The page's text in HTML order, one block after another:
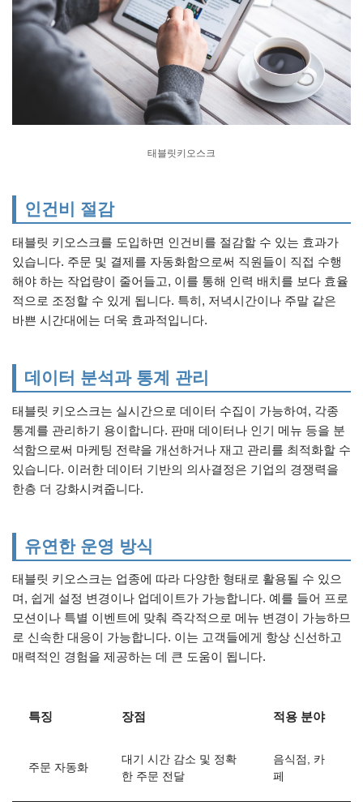
태블릿키오스크
인건비 절감
태블릿 키오스크를 도입하면 인건비를 절감할 수 있는 효과가
있습니다. 주문 및 결제를 자동화함으로써 직원들이 직접 수행
해야 하는 작업량이 줄어들고, 이를 통해 인력 배치를 보다 효율
적으로 조정할 수 있게 됩니다. 특히, 저녁시간이나 주말 같은
바쁜 시간대에는 더욱 효과적입니다.
데이터 분석과 통계 관리
태블릿 키오스크는 실시간으로 데이터 수집이 가능하여, 각종
통계를 관리하기 용이합니다. 판매 데이터나 인기 메뉴 등을 분
석함으로써 마케팅 전략을 개선하거나 재고 관리를 최적화할 수
있습니다. 이러한 데이터 기반의 의사결정은 기업의 경쟁력을
한층 더 강화시켜줍니다.
유연한 운영 방식
태블릿 키오스크는 업종에 따라 다양한 형태로 활용될 수 있으
며, 쉽게 설정 변경이나 업데이트가 가능합니다. 예를 들어 프로
모션이나 특별 이벤트에 맞춰 즉각적으로 메뉴 변경이 가능하므
로 신속한 대응이 가능합니다. 이는 고객들에게 항상 신선하고
매력적인 경험을 제공하는 데 큰 도움이 됩니다.
특징 장점 적용 분야
주문 자동화
대기 시간 감소 및 정확
한 주문 전달
음식점, 카
페